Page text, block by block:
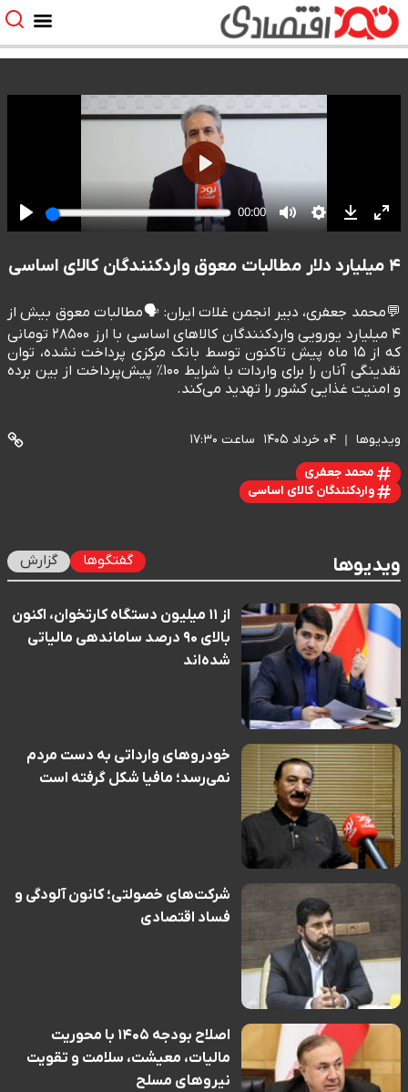
۴ میلیارد دلار مطالبات معوق واردکنندگان کالای اساسی
💬محمد جعفری، دبیر انجمن غلات ایران: 🗣️مطالبات معوق بیش از
۴ میلیارد یورویی واردکنندگان کالاهای اساسی با ارز ۲۸۵۰۰ تومانی
که از ۱۵ ماه پیش تاکنون توسط بانک مرکزی پرداخت نشده، توان
نقدینگی آنان را برای واردات با شرایط ۱۰۰٪ پیش‌پرداخت از بین برده
و امنیت غذایی کشور را تهدید می‌کند.
ویدیوها ۰۴ خرداد ۱۴۰۵ ساعت ۱۷:۳۰
محمد جعفری
واردکنندگان کالای اساسی
ویدیوها گفتگوها گزارش
از ۱۱ میلیون دستگاه کارتخوان، اکنون
بالای ۹۰ درصد ساماندهی مالیاتی
شده‌اند
خودروهای وارداتی به دست مردم
نمی‌رسد؛ مافیا شکل گرفته است
شرکت‌های خصولتی؛ کانون آلودگی و
فساد اقتصادی
اصلاح بودجه ۱۴۰۵ با محوریت
مالیات، معیشت، سلامت و تقویت
نیروهای مسلح